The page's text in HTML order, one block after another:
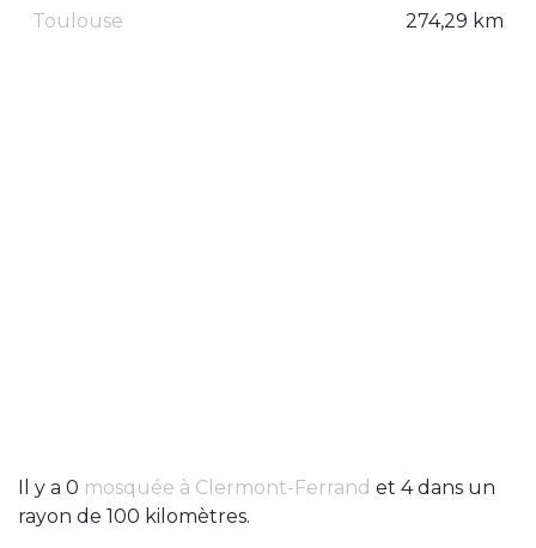
Toulouse 274,29 km
Il y a 0 mosquée à Clermont-Ferrand et 4 dans un
rayon de 100 kilomètres.